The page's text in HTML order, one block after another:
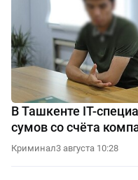
В Ташкенте IT-
сумов со счёта
Криминал3 августа 10:28